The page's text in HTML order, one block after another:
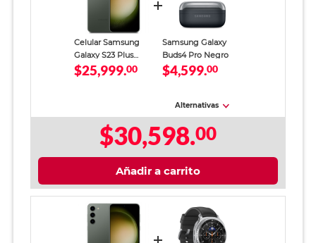
Celular Samsung
Galaxy S23 Plus
256GB 8GB RAM
$25,999.00
Samsung Galaxy
Buds4 Pro Negro
$4,599.00
Alternativas
$30,598.00
Añadir a carrito